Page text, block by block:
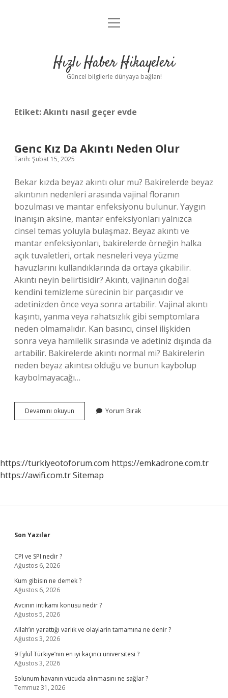
Anasayfa
Yasal Uyarı
menüyü
Hızlı Haber Hikayeleri
Güncel bilgilerle dünyaya bağlan!
Etiket:Akıntı nasıl geçer evde
Genc Kız Da Akıntı Neden Olur
Tarih: Şubat 15, 2025
Bekar kızda beyaz akıntı olur mu? Bakirelerde beyaz
akıntının nedenleri arasında vajinal floranın
bozulması ve mantar enfeksiyonu bulunur. Yaygın
inanışın aksine, mantar enfeksiyonları yalnızca
cinsel temas yoluyla bulaşmaz. Beyaz akıntı ve
mantar enfeksiyonları, bakirelerde örneğin halka
açık tuvaletleri, ortak nesneleri veya yüzme
havuzlarını kullandıklarında da ortaya çıkabilir.
Akıntı neyin belirtisidir? Akıntı, vajinanın doğal
kendini temizleme sürecinin bir parçasıdır ve
adetinizden önce veya sonra artabilir. Vajinal akıntı
kaşıntı, yanma veya rahatsızlık gibi semptomlara
neden olmamalıdır. Kan basıncı, cinsel ilişkiden
sonra veya hamilelik sırasında ve adetiniz dışında da
artabilir. Bakirelerde akıntı normal mi? Bakirelerin
neden beyaz akıntısı olduğu ve bunun kaybolup
kaybolmayacağı…
Devamını okuyun
Kız
Yorum Bırak
https://turkiyeotoforum.com https://emkadrone.com.tr
https://awifi.com.trSitemap
Sidebar
Son Yazılar
CPI ve SPI nedir ?
Ağustos 6, 2026
Kum gibisin ne demek ?
Ağustos 6, 2026
Avcının intikamı konusu nedir ?
Ağustos 5, 2026
Allah’ın yarattığı varlık ve olaylarin tamamına ne denir ?
Ağustos 3, 2026
9 Eylül Türkiye’nin en iyi kaçıncı üniversitesi ?
Ağustos 3, 2026
Solunum havanın vücuda alınmasını ne sağlar ?
Temmuz 31, 2026